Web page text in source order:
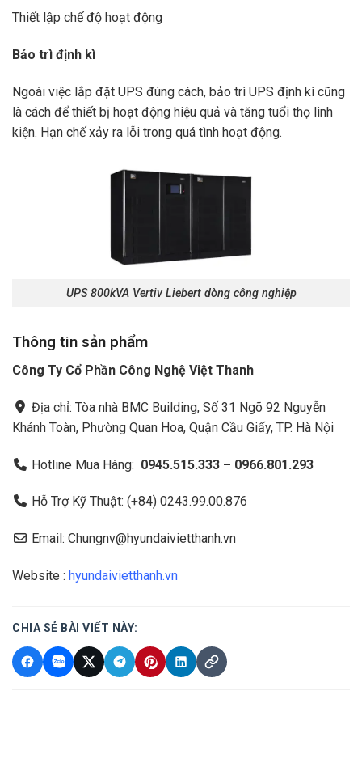
Thiết lập chế độ hoạt động
Bảo trì định kì
Ngoài việc lắp đặt UPS đúng cách, bảo trì UPS định kì cũng
là cách để thiết bị hoạt động hiệu quả và tăng tuổi thọ linh
kiện. Hạn chế xảy ra lỗi trong quá tình hoạt động.
UPS 800kVA Vertiv Liebert dòng công nghiệp
Thông tin sản phẩm
Công Ty Cổ Phần Công Nghệ Việt Thanh
Địa chỉ: Tòa nhà BMC Building, Số 31 Ngõ 92 Nguyễn
Khánh Toàn, Phường Quan Hoa, Quận Cầu Giấy, TP. Hà Nội
Hotline Mua Hàng: 0945.515.333 – 0966.801.293
Hỗ Trợ Kỹ Thuật: (+84) 0243.99.00.876
Email: Chungnv@hyundaivietthanh.vn
Website : hyundaivietthanh.vn
CHIA SẺ BÀI VIẾT NÀY: